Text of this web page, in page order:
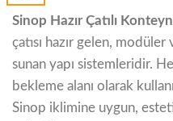
Sinop Hazır Çatılı
çatısı hazır gelen, modüler
sunan yapı sistemleridir.
bekleme alanı olarak
Sinop iklimine uygun,